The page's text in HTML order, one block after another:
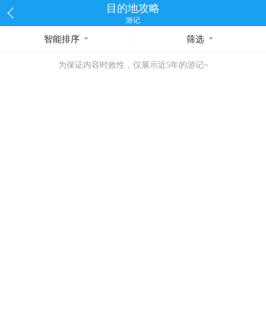
目的地攻略
游记
智能排序 筛选
为保证内容时效性，仅展示近5年的游记~